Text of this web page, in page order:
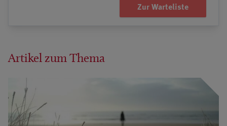
Zur Warteliste
Artikel zum Thema